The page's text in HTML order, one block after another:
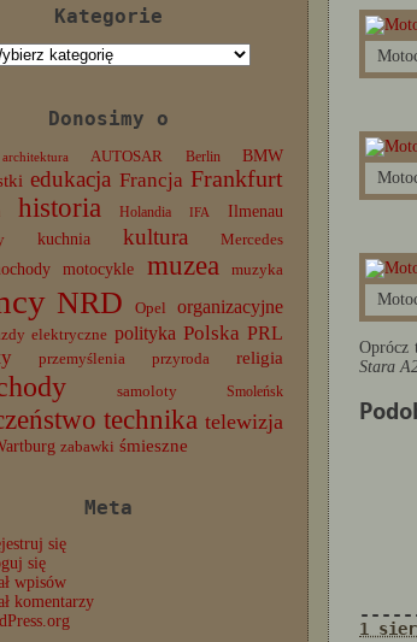
Kategorie
Donosimy o
architektura AUTOSAR Berlin BMW
edukacja Francja Frankfurt
historia Holandia IFA
Ilmenau
kuchnia kultura Mercedes
motocykle muzea muzyka
NRD Opel organizacyjne
elektryczne polityka Polska PRL
przemyślenia przyroda religia
samoloty Smoleńsk
technika telewizja
zabawki śmieszne
Meta
się
się
wpisów
komentarzy
Oprócz
Stara
1